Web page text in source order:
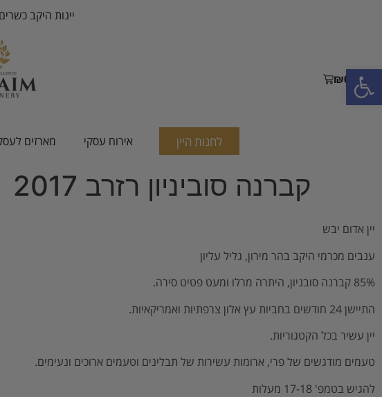
פתח סרגל נגישות
יינות היקב
₪0.00
לחנות היין אירוח עסקי מארזים
קברנה סוביניון רזרב 2017
יין אדום יבש
ענבים מכרמי היקב בהר מירון, גליל עליון
85% קברנה סובניון, היתרה מרלו ומעט פטיט סירה.
התיישן 24 חודשים בחביות עץ אלון צרפתיות ואמריקאיות.
יין עשיר בכל הקטגוריות.
טעמים מודגשים של פרי, ארומות עשירות של תבלינים וטעמים ארוכים ונעימים.
להגיש בטמפ' 17-18 מעלות